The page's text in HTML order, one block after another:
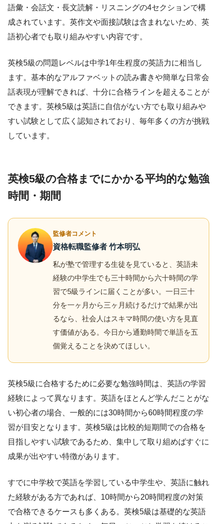
語彙・会話文・長文読解・リスニングの4セクションで構
成されています。英作文や面接試験は含まれないため、英
語初心者でも取り組みやすい内容です。
英検5級の問題レベルは中学1年生程度の英語力に相当し
ます。基本的なアルファベットの読み書きや簡単な日常会
話表現が理解できれば、十分に合格ラインを超えることが
できます。英検5級は英語に自信がない方でも取り組みや
すい試験として広く認知されており、毎年多くの方が挑戦
しています。
英検5級の合格までにかかる平均的な勉強
時間・期間
監修者コメント
資格転職監修者 竹本明弘
私が塾で管理する生徒を見ていると、英語未
経験の中学生でも三十時間から六十時間の学
習で5級ラインに届くことが多い。一日三十
分を一ヶ月から三ヶ月続けるだけで結果が出
るなら、社会人はスキマ時間の使い方を見直
す価値がある。今日から通勤時間で単語を五
個覚えることを決めてほしい。
英検5級に合格するために必要な勉強時間は、英語の学習
経験によって異なります。英語をほとんど学んだことがな
い初心者の場合、一般的には30時間から60時間程度の学
習が目安となります。英検5級は比較的短期間での合格を
目指しやすい試験であるため、集中して取り組めばすぐに
成果が出やすい特徴があります。
すでに中学校で英語を学習している中学生や、英語に触れ
た経験がある方であれば、10時間から20時間程度の対策
で合格できるケースも多くある。英検5級は基礎的な英語